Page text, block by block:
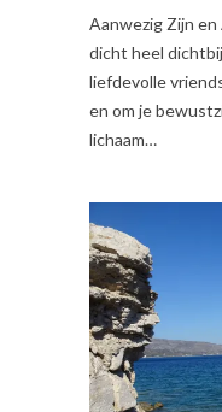
Aanwezig Zijn
dicht heel
liefdevolle
en om je
lichaam…